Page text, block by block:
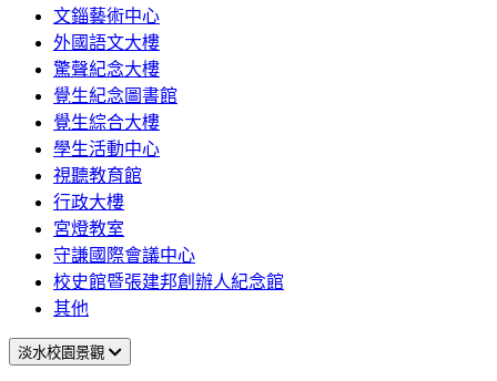
文錙藝術中心
外國語文大樓
驚聲紀念大樓
覺生紀念圖書館
覺生綜合大樓
學生活動中心
視聽教育館
行政大樓
宮燈教室
守謙國際會議中心
校史館暨張建邦創辦人紀念館
其他
淡水校園景觀